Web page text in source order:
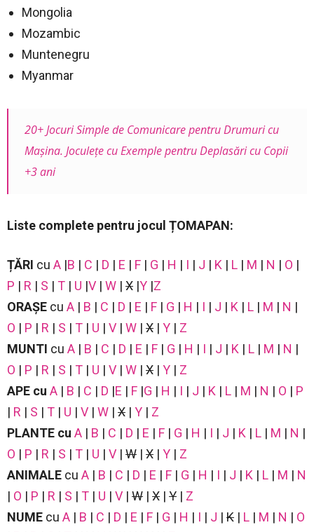
Mongolia
Mozambic
Muntenegru
Myanmar
20+ Jocuri Simple de Comunicare pentru Drumuri cu
Mașina. Joculețe cu Exemple pentru Deplasări cu Copii
+3 ani
Liste complete pentru jocul ȚOMAPAN:
ȚĂRI cu A |B | C | D | E | F | G | H | I | J | K | L | M | N | O |
P | R | S | T | U |V | W | X |Y |Z
ORAȘE cu A | B | C | D | E | F | G | H | I | J | K | L | M | N |
O | P | R | S | T | U | V | W | X | Y | Z
MUNTI cu A | B | C | D | E | F | G | H | I | J | K | L | M | N |
O | P | R | S | T | U | V | W | X | Y | Z
APE cu A | B | C | D |E | F |G | H | I | J | K | L | M | N | O | P
| R | S | T | U | V | W | X | Y | Z
PLANTE cu A | B | C | D | E | F | G | H | I | J | K | L | M | N |
O | P | R | S | T | U | V | W | X | Y | Z
ANIMALE cu A | B | C | D | E | F | G | H | I | J | K | L | M | N
| O | P | R | S | T | U | V | W | X | Y | Z
NUME cu A | B | C | D | E | F | G | H | I | J | K | L | M | N | O